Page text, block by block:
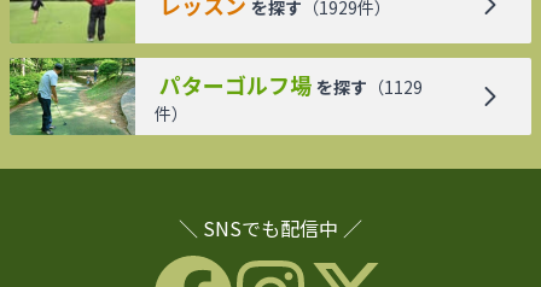
を探す （1929件）
パターゴルフ場 を探す （1129
件）
＼ SNSでも配信中 ／